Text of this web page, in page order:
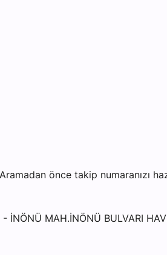
önce takip numaranızı
MAH.İNÖNÜ BULVARI